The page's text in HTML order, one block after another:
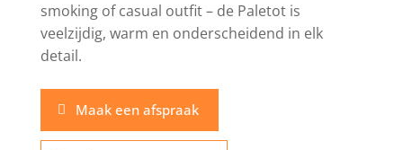
smoking of casual outfit – de Paletot is
veelzijdig, warm en onderscheidend in elk
detail.
Maak een afspraak